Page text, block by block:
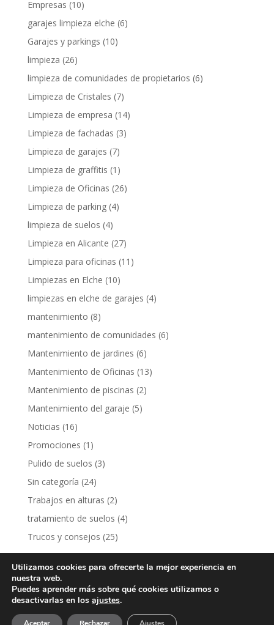
Empresas (10)
garajes limpieza elche (6)
Garajes y parkings (10)
limpieza (26)
limpieza de comunidades de propietarios (6)
Limpieza de Cristales (7)
Limpieza de empresa (14)
Limpieza de fachadas (3)
Limpieza de garajes (7)
Limpieza de graffitis (1)
Limpieza de Oficinas (26)
Limpieza de parking(4)
limpieza de suelos (4)
Limpieza en Alicante (27)
Limpieza para oficinas (11)
Limpiezas en Elche (10)
limpiezas en elche de garajes (4)
mantenimiento (8)
mantenimiento de comunidades (6)
Mantenimiento de jardines (6)
Mantenimiento de Oficinas (13)
Mantenimiento de piscinas (2)
Mantenimiento del garaje (5)
Noticias (16)
Promociones (1)
Pulido de suelos (3)
Sin categoría (24)
Trabajos en alturas (2)
tratamiento de suelos (4)
Trucos y consejos (25)
2019 © Limapark Multiservicios S.L -
Utilizamos cookies para ofrecerte la mejor experiencia en
nuestra web.
Puedes aprender más sobre qué cookies utilizamos o
desactivarlas en los ajustes.